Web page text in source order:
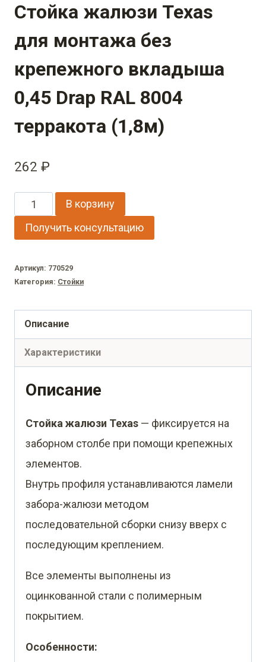
Стойка жалюзи Texas
для монтажа без
крепежного вкладыша
0,45 Drap RAL 8004
терракота (1,8м)
262 ₽
Количество
товара
Стойка
жалюзи
Texas
монтажа
без
крепежного
вкладыша
Drap
RAL
8004
терракота
(1,8м)
В корзину
Получить консультацию
Артикул: 770529
Категория: Стойки
Описание
Характеристики
Описание
Стойка жалюзи Texas — фиксируется на
заборном столбе при помощи крепежных
элементов.
Внутрь профиля устанавливаются ламели
забора-жалюзи методом
последовательной сборки снизу вверх с
последующим креплением.
Все элементы выполнены из
оцинкованной стали с полимерным
покрытием.
Особенности: